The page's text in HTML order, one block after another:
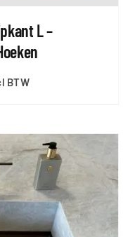
L –
BTW